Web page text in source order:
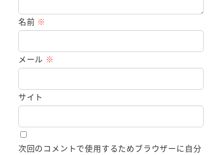
名前 ※
メール ※
サイト
次回のコメントで使用するためブラウザーに自分